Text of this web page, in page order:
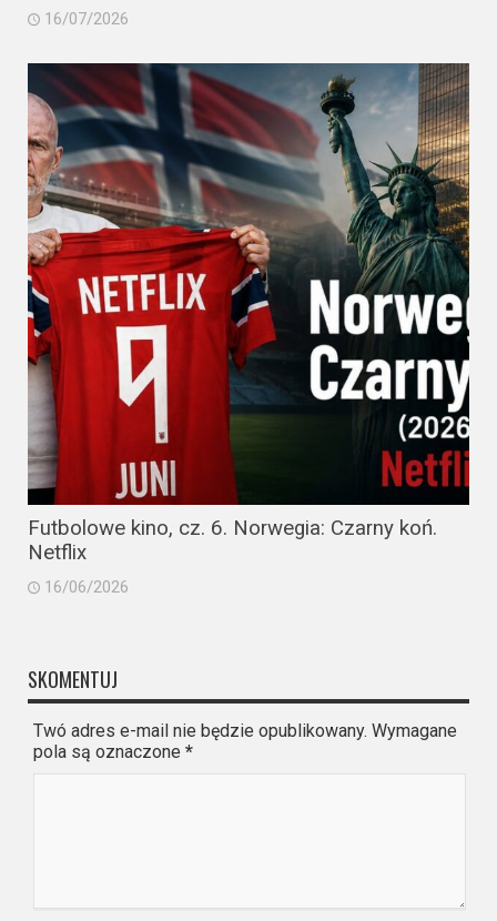
16/07/2026
Futbolowe kino, cz. 6. Norwegia: Czarny koń.
Netflix
16/06/2026
SKOMENTUJ
Twó adres e-mail nie będzie opublikowany. Wymagane
pola są oznaczone *